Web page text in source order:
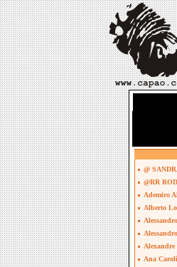
@
@RR
Ademiro
Alberto
Ana